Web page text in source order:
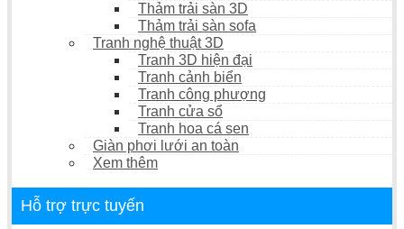
Thảm trải sàn 3D
Thảm trải sàn sofa
Tranh nghệ thuật 3D
Tranh 3D hiện đại
Tranh cảnh biển
Tranh công phượng
Tranh cửa sổ
Tranh hoa cá sen
Giàn phơi lưới an toàn
Xem thêm
Hỗ trợ trực tuyến